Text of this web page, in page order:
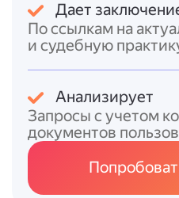
привлечения к
составляет 60
нарушения
Итоговый ответ
непоставленную на
1. Проверьте, не истёк
Дает
По ссылкам на
и судебную
Анализирует
Запросы с учетом
документов